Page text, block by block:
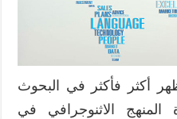
أكثر فأكثر في البحوث
المنهج الاثنوجرافي في